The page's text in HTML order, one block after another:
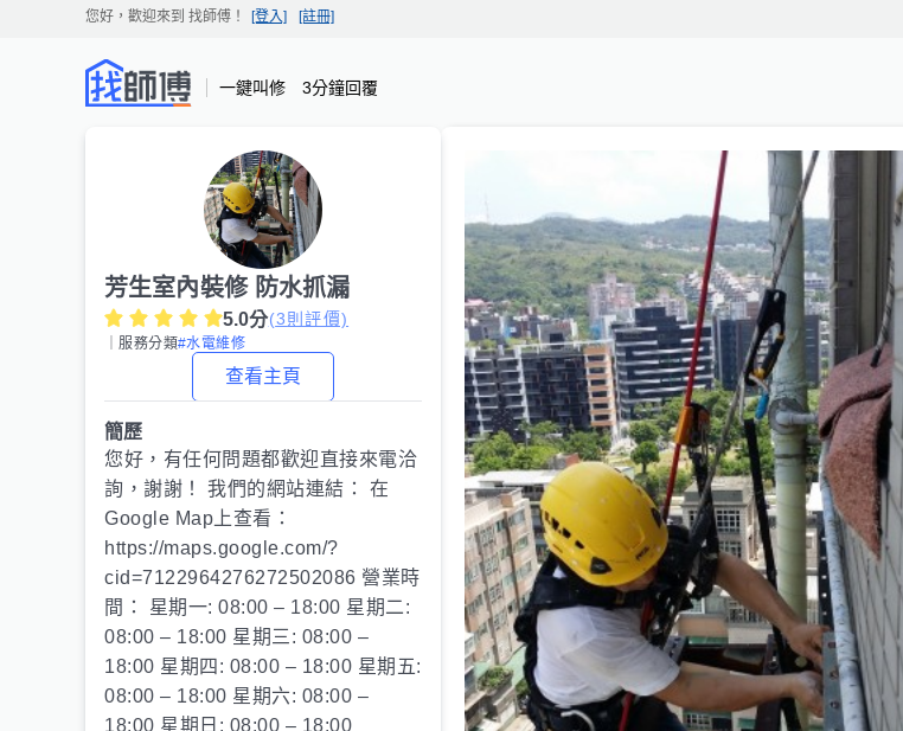
您好，歡迎來到 找師傅 ！ [登入] [註冊]
一鍵叫修 3分鐘回覆
芳生室內裝修 防水抓漏
5.0分(3則評價)
｜服務分類#水電維修
查看主頁
簡歷
您好，有任何問題都歡迎直接來電洽
詢，謝謝！ 我們的網站連結： 在
Google Map上查看：
https://maps.google.com/?
cid=7122964276272502086 營業時
間： 星期一: 08:00 – 18:00 星期二:
08:00 – 18:00 星期三: 08:00 –
18:00 星期四: 08:00 – 18:00 星期五:
08:00 – 18:00 星期六: 08:00 –
18:00 星期日: 08:00 – 18:00